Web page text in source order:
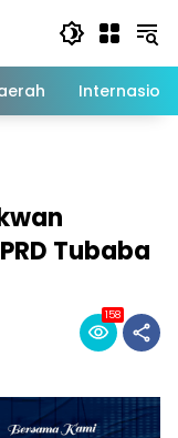
Tubaba
158